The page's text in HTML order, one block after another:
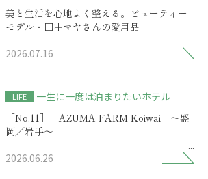
美と生活を心地よく整える。ビューティー
モデル・田中マヤさんの愛用品
2026.07.16
LIFE
一生に一度は泊まりたいホテル
［No.11］ AZUMA FARM Koiwai ～盛
岡／岩手～
歴史物語を秘めた小岩井農場に
2026.06.26